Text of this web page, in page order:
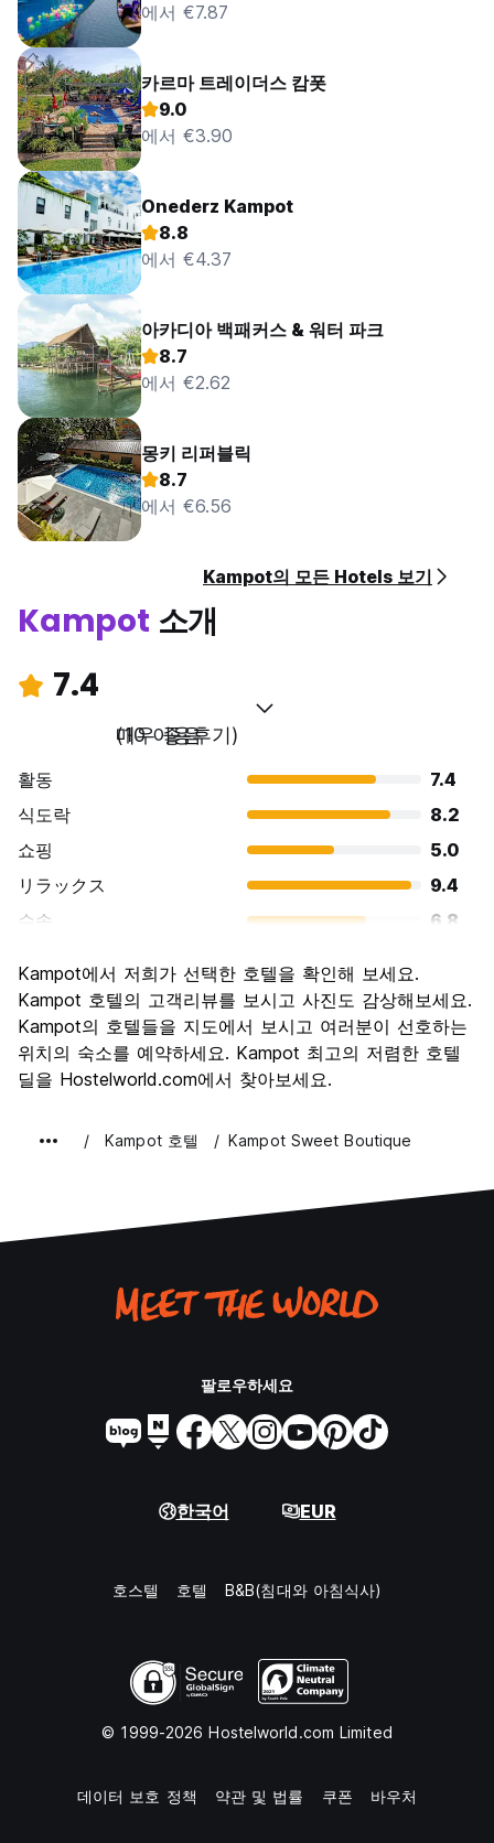
에서 €7.87
카르마 트레이더스 캄폿
9.0
에서 €3.90
Onederz Kampot
8.8
에서 €4.37
아카디아 백패커스 & 워터 파크
8.7
에서 €2.62
몽키 리퍼블릭
8.7
에서 €6.56
Kampot의 모든 Hotels 보기
Kampot 소개
7.4
매우 좋음
(10 이용후기)
활동
7.4
식도락
8.2
쇼핑
5.0
リラックス
9.4
수송
6.8
문화
7.4
나이트 라이프
6.8
가격 대비 만족도
7.6
Kampot에서 저희가 선택한 호텔을 확인해 보세요.
Kampot 호텔의 고객리뷰를 보시고 사진도 감상해보세요.
Kampot의 호텔들을 지도에서 보시고 여러분이 선호하는
위치의 숙소를 예약하세요. Kampot 최고의 저렴한 호텔
딜을 Hostelworld.com에서 찾아보세요.
Kampot 호텔 Kampot Sweet Boutique
팔로우하세요
한국어 EUR
호스텔 호텔 B&B(침대와 아침식사)
© 1999-2026 Hostelworld.com Limited
데이터 보호 정책 약관 및 법률 쿠폰 바우처